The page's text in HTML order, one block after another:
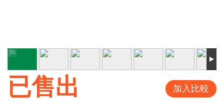
已售出 加入比較